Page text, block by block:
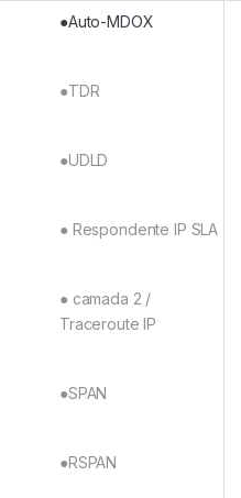
●Auto-MDOX
●TDR
●UDLD
● Respondente IP SLA
● camada 2 /
Traceroute IP
●SPAN
●RSPAN